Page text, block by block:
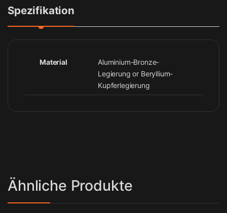
Spezifikation
Material
Aluminium-Bronze-
Legierung or Beryllium-
Kupferlegierung
Ähnliche Produkte